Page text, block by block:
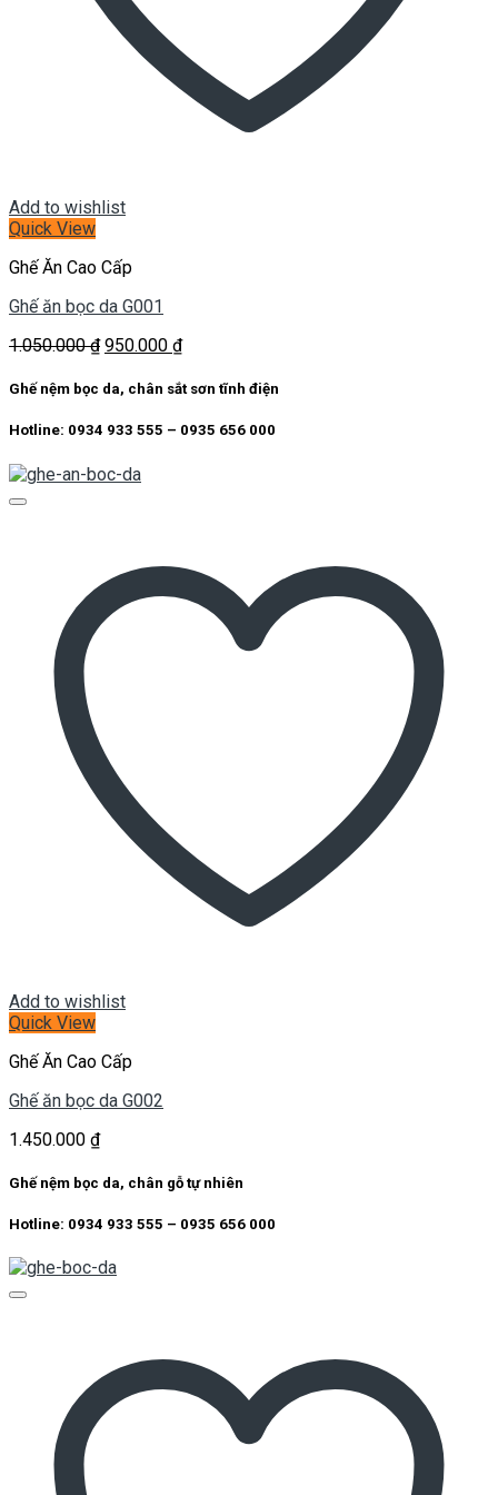
Add to wishlist
Quick View
Ghế Ăn Cao Cấp
Ghế ăn bọc da G001
1.050.000₫ Giá
là:
950.000 ₫Giá
tại
950.000 ₫.
Ghế nệm bọc da, chân sắt sơn tĩnh điện
Hotline: 0934 933 555 – 0935 656 000
Add to wishlist
Quick View
Ghế Ăn Cao Cấp
Ghế ăn bọc da G002
1.450.000 ₫
Ghế nệm bọc da, chân gỗ tự nhiên
Hotline: 0934 933 555 – 0935 656 000